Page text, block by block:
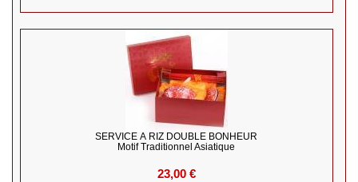
SERVICE À RIZ DOUBLE BONHEUR
Motif Traditionnel Asiatique
23,00 €